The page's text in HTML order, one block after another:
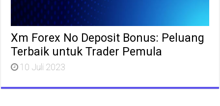
Xm Forex No Deposit Bonus: Peluang
Terbaik untuk Trader Pemula
10 Juli 2023